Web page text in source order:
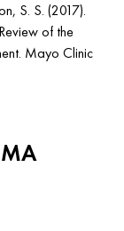
S. S. (2017).
of the
Mayo Clinic